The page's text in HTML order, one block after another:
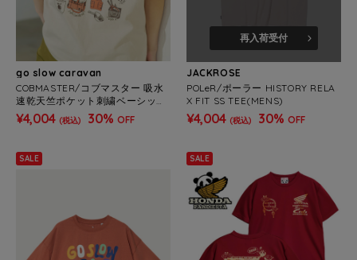
go slow caravan
COBMASTER/コブマスター 吸水
速乾天竺ポケット刺繍ベーシック
TEE《TOOLS》 (MENS)
¥4,004 (税込) 30% OFF
再入荷受付
JACKROSE
POLeR/ポーラー HISTORY RELA
X FIT SS TEE(MENS)
¥4,004 (税込) 30% OFF
SALE SALE